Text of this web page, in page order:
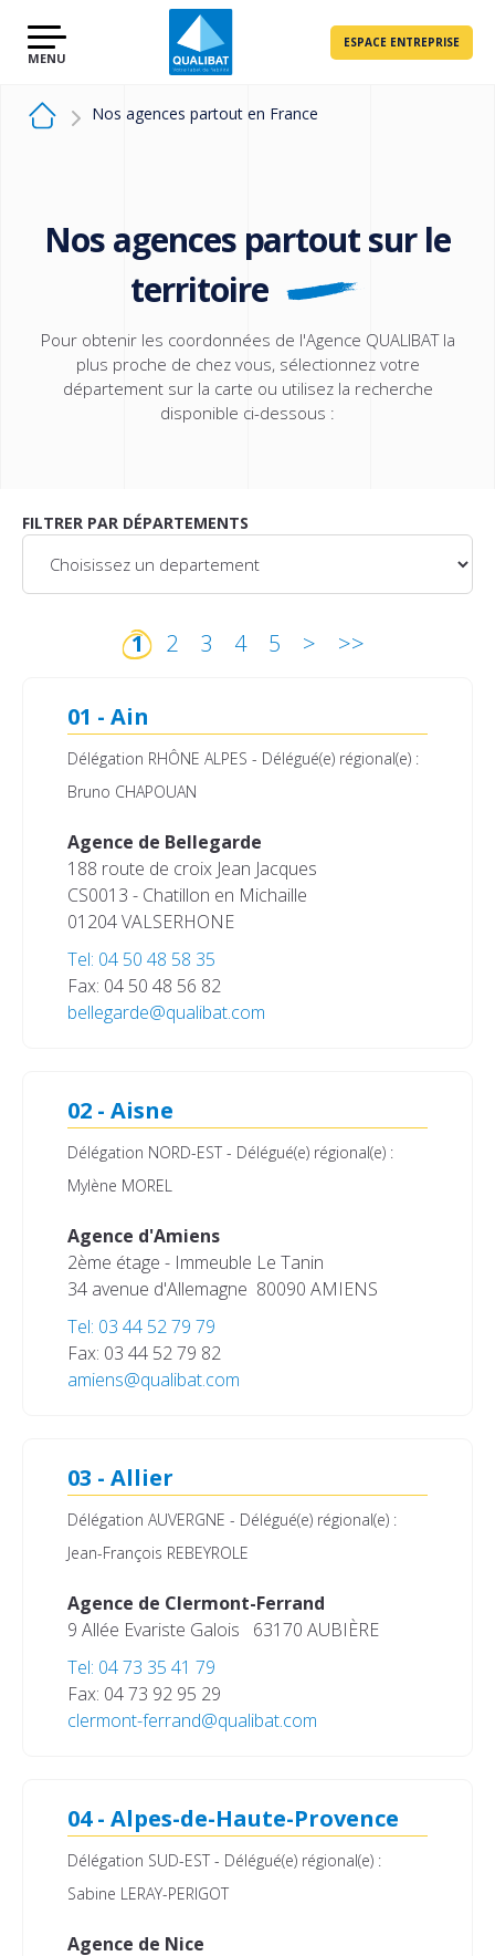
ESPACE ENTREPRISE
Nos agences partout en France
Nos agences partout sur le
territoire
Pour obtenir les coordonnées de l'Agence QUALIBAT la
plus proche de chez vous, sélectionnez votre
département sur la carte ou utilisez la recherche
disponible ci-dessous :
FILTRER PAR DÉPARTEMENTS
1(current)
2 3 4 5 > >>
01 - Ain
Délégation RHÔNE ALPES - Délégué(e) régional(e) :
Bruno CHAPOUAN
Agence de Bellegarde
188 route de croix Jean Jacques
CS0013 - Chatillon en Michaille
01204 VALSERHONE
Tel: 04 50 48 58 35
Fax: 04 50 48 56 82
bellegarde@qualibat.com
02 - Aisne
Délégation NORD-EST - Délégué(e) régional(e) :
Mylène MOREL
Agence d'Amiens
2ème étage - Immeuble Le Tanin
34 avenue d'Allemagne 80090 AMIENS
Tel: 03 44 52 79 79
Fax: 03 44 52 79 82
amiens@qualibat.com
03 - Allier
Délégation AUVERGNE - Délégué(e) régional(e) :
Jean-François REBEYROLE
Agence de Clermont-Ferrand
9 Allée Evariste Galois
63170 AUBIÈRE
Tel: 04 73 35 41 79
Fax: 04 73 92 95 29
clermont-ferrand@qualibat.com
04 - Alpes-de-Haute-Provence
Délégation SUD-EST - Délégué(e) régional(e) :
Sabine LERAY-PERIGOT
Agence de Nice